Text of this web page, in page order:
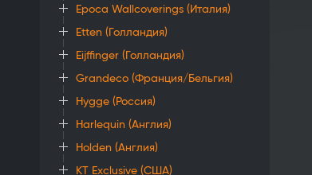
Epoca Wallcoverings (Италия)
Etten (Голландия)
Eijffinger (Голландия)
Grandeco (Франция/Бельгия)
Hygge (Россия)
Harlequin (Англия)
Holden (Англия)
KT Exclusive (США)